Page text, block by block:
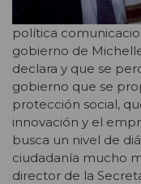
política
gobierno de
declara y que se
gobierno que se
protección social,
innovación y el
busca un nivel de
ciudadanía mucho
director de la